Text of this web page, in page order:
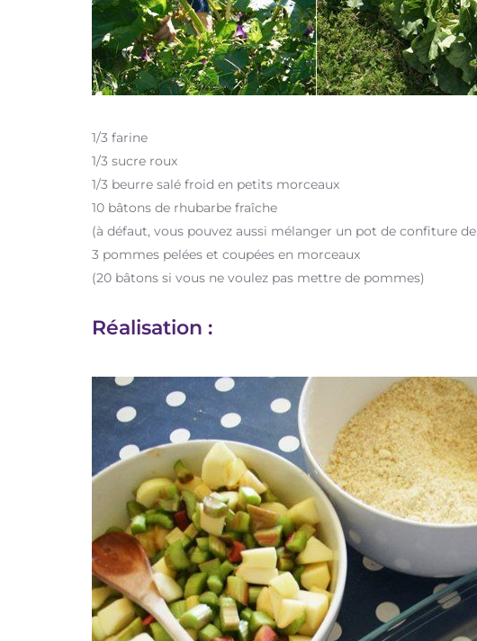
1/3 farine
1/3 sucre roux
1/3 beurre salé froid en petits morceaux
10 bâtons de rhubarbe fraîche
(à défaut, vous pouvez aussi mélanger un pot de confiture
3 pommes pelées et coupées en morceaux
(20 bâtons si vous ne voulez pas mettre de pommes)
Réalisation :